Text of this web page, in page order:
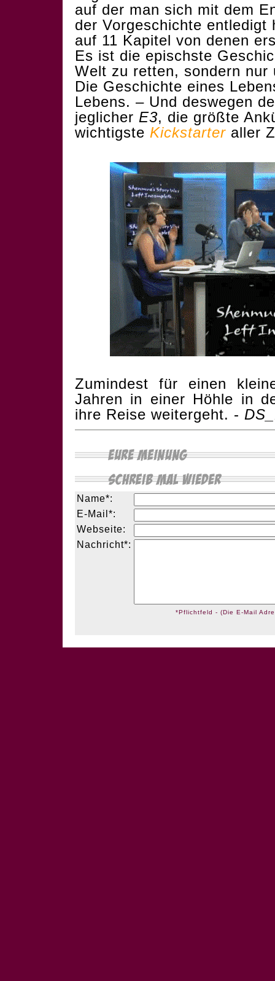
auf der man sich mit dem
der Vorgeschichte entledigt
auf 11 Kapitel von denen
Es ist die epischste
Welt zu retten, sondern
Die Geschichte eines
Lebens. – Und deswegen
jeglicher E3, die größte
wichtigste Kickstarter aller
Zumindest für einen
Jahren in einer Höhle in
ihre Reise weitergeht. -
Name*:
E-Mail*:
Webseite:
Nachricht*:
*Pflichtfeld - (Die E-Mail